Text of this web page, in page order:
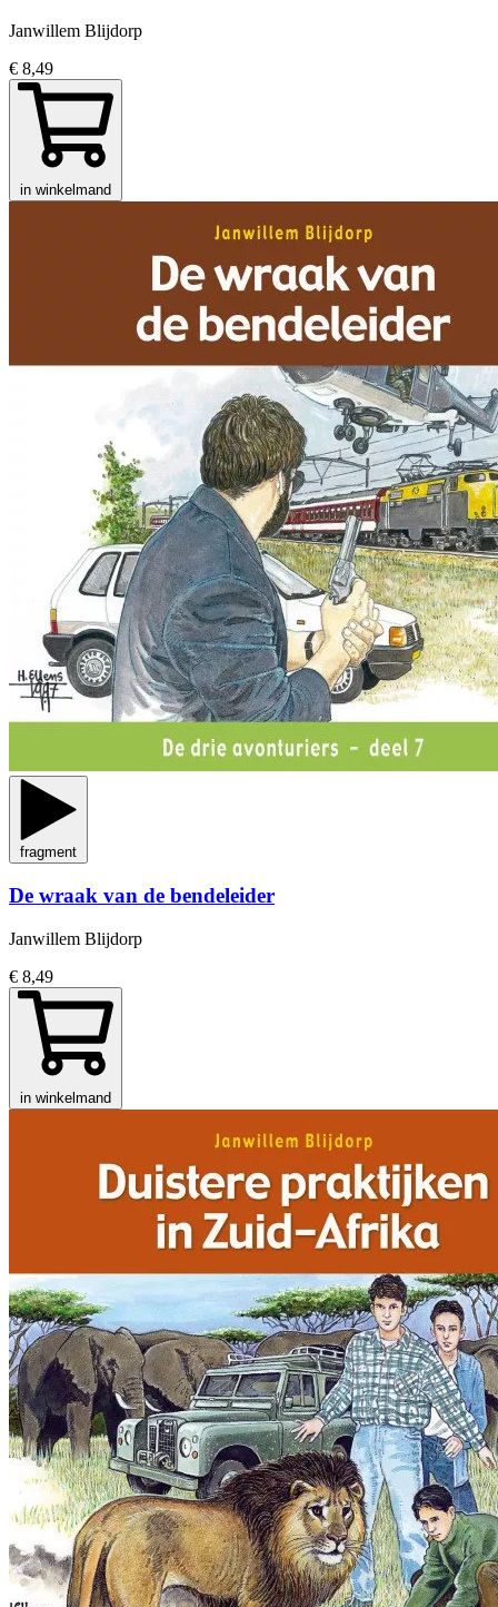
Janwillem Blijdorp
€ 8,49
in winkelmand
fragment
De wraak van de bendeleider
Janwillem Blijdorp
€ 8,49
in winkelmand